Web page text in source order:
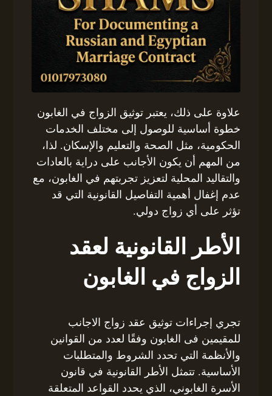
علاوة على ذلك، يعتبر توثيق الزواج في الغابون
خطوة أساسية للوصول إلى مختلف الخدمات
الحكومية، مثل الصحة والتعليم والإسكان. لذا،
من المهم أن يكون الأجانب على دراية بالعادات
والتقاليد المحلية لتعزيز تجربتهم في الغابون، مع
عدم إغفال أهمية التفاصيل القانونية التي قد
تؤثر على أي زواج دولي.
الأطر القانونية لعقد
الزواج في الغابون
تجري إجراءات توثيق عقد زواج الاجانب
للمقيمين فى الغابون وفقًا لعدد من القوانين
والأنظمة التي تحدد الشروط والمتطلبات
الأساسية. تتمثل الأطر القانونية في قانون
الأسرة الغابوني، الذي يحدد القواعد المتعلقة